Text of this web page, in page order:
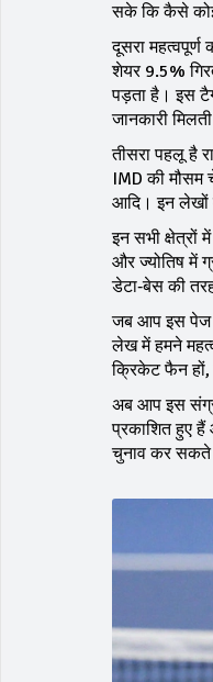
सके कि कैसे कोई
दूसरा
शेयर 9.5%
पड़ता है। इस
जानकारी
तीसरा पहलू है
IMD की मौसम
आदि। इन लेखों
इन सभी क्षेत्रों
और ज्योतिष में
डेटा‑बेस की
जब आप इस पेज
लेख में हमने
क्रिकेट फैन हों,
अब आप इस
प्रकाशित हुए
चुनाव कर सकते